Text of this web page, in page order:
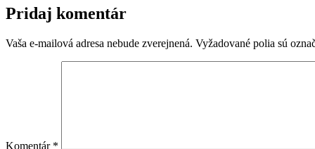
Pridaj komentár
Vaša e-mailová adresa nebude zverejnená. Vyžadované polia sú
Komentár *